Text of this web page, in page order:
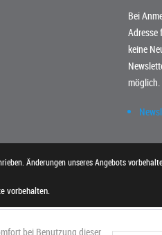
Bei
Adresse
keine
möglich.
Änderungen unseres Angebots
vorbehalten.
bei Benutzung dieser